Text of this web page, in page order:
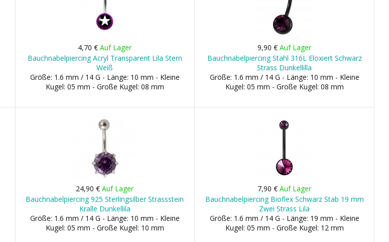
4,70 €Auf Lager
Bauchnabelpiercing Acryl Transparent Lila Stern
Weiß
Größe: 1.6 mm / 14 G - Länge: 10 mm - Kleine
Kugel: 05 mm - Große Kugel: 08 mm
9,90 €Auf Lager
Bauchnabelpiercing Stahl 316L Eloxiert Schwarz
Strass Dunkellilla
Größe: 1.6 mm / 14 G - Länge: 10 mm - Kleine
Kugel: 05 mm - Große Kugel: 08 mm
24,90 €Auf Lager
Bauchnabelpiercing 925 Sterlingsilber Strassstein
Kralle Dunkellila
Größe: 1.6 mm / 14 G - Länge: 10 mm - Kleine
Kugel: 05 mm - Große Kugel: 10 mm
7,90 €Auf Lager
Bauchnabelpiercing Bioflex Schwarz Stab 19 mm
Zwei Strass Lila
Größe: 1.6 mm / 14 G - Länge: 19 mm - Kleine
Kugel: 05 mm - Große Kugel: 12 mm